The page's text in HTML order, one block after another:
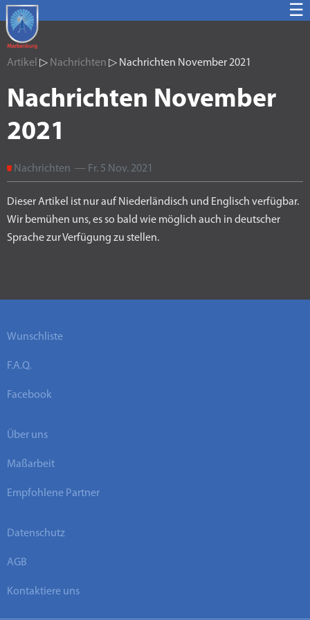
☰
Artikel ▷ Nachrichten ▷ Nachrichten November 2021
Nachrichten November
2021
Nachrichten — Fr. 5 Nov. 2021
Dieser Artikel ist nur auf Niederländisch und Englisch verfügbar.
Wir bemühen uns, es so bald wie möglich auch in deutscher
Sprache zur Verfügung zu stellen.
Wunschliste
F.A.Q.
Facebook
Über uns
Maßarbeit
Empfohlene Partner
Datenschutz
AGB
Kontaktiere uns